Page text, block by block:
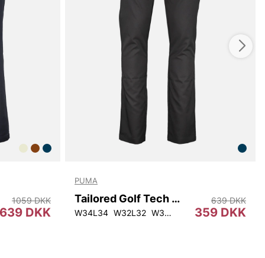
639 DKK
1059 DKK
PUMA
Tailored Golf Tech 2.0 Pant
W34L34 W32L32 W34L32 W34L30
359 DKK
639 DKK